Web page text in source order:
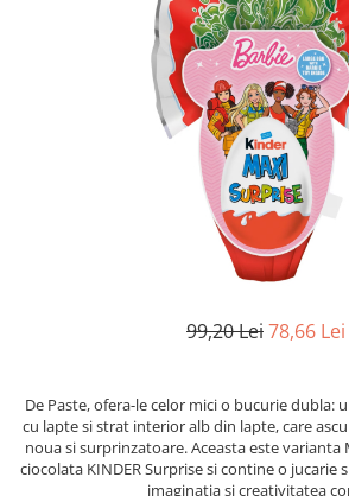
99,20 Lei78,66 Lei
De Paste, ofera-le celor mici o bucurie dubla:
cu lapte si strat interior alb din lapte, care
noua si surprinzatoare. Aceasta este varianta
ciocolata KINDER Surprise si contine o jucarie
imaginatia si creativitatea